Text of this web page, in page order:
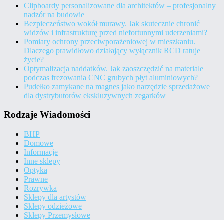
Clipboardy personalizowane dla architektów – profesjonalny
nadzór na budowie
Bezpieczeństwo wokół murawy. Jak skutecznie chronić
widzów i infrastrukturę przed niefortunnymi uderzeniami?
Pomiary ochrony przeciwporażeniowej w mieszkaniu.
Dlaczego prawidłowo działający wyłącznik RCD ratuje
życie?
Optymalizacja naddatków. Jak zaoszczędzić na materiale
podczas frezowania CNC grubych płyt aluminiowych?
Pudełko zamykane na magnes jako narzędzie sprzedażowe
dla dystrybutorów ekskluzywnych zegarków
Rodzaje Wiadomości
BHP
Domowe
Informacje
Inne sklepy
Optyka
Prawne
Rozrywka
Sklepy dla artystów
Sklepy odzieżowe
Sklepy Przemysłowe